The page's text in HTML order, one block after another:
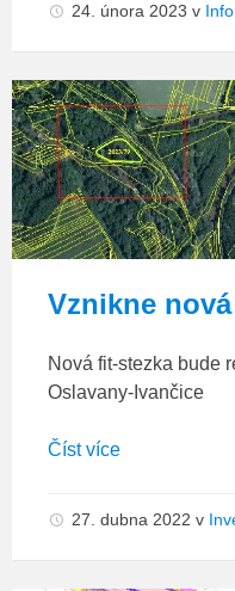
24. února 2023 v
Vznikne
Nová fit-stezka bude
Oslavany-Ivančice
Číst více
27. dubna 2022 v